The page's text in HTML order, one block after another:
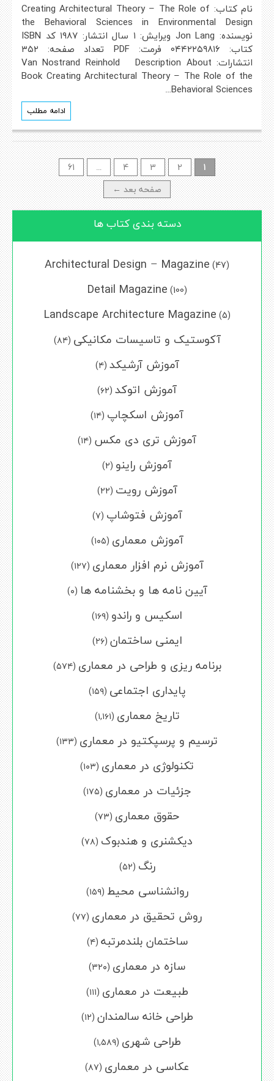
دسته بندی کتاب ها
Architectural Design – Magazine (47)
Detail Magazine (100)
Landscape Architecture Magazine (5)
آکوستیک و تاسیسات مکانیکی (۸۴)
آموزش آرشیکد (۴)
آموزش اتوکد (۶۲)
آموزش اسکچاپ (۱۴)
آموزش تری دی مکس (۱۴)
آموزش راینو (۲)
آموزش رویت (۲۲)
آموزش فتوشاپ (۷)
آموزش معماری (۱۰۵)
آموزش نرم افزار معماری (۱۲۷)
آیین نامه ها و بخشنامه ها (۰)
اسکیس و راندو (۱۶۹)
ایمنی ساختمان (۲۶)
برنامه ریزی و طراحی در معماری (۵۷۴)
پایداری اجتماعی (۱۵۹)
تاریخ معماری (۱,۱۶۱)
ترسیم و پرسپکتیو در معماری (۱۳۳)
تکنولوژی در معماری (۱۰۳)
جزئیات در معماری (۱۷۵)
حقوق معماری (۷۳)
دیکشنری و هندبوک (۷۸)
رنگ (۵۲)
روانشناسی محیط (۱۵۹)
روش تحقیق در معماری (۷۷)
ساختمان بلندمرتبه (۴)
سازه در معماری (۳۲۰)
طبیعت در معماری (۱۱۱)
طراحی خانه سالمندان (۱۲)
طراحی شهری (۱,۵۸۹)
عکاسی در معماری (۸۷)
نام کتاب: Creating Architectural Theory – The Role of
the Behavioral Sciences in Environmental Design
نویسنده: Jon Lang ویرایش: ۱ سال انتشار: ۱۹۸۷ کد ISBN
کتاب: ۰۴۴۲۲۵۹۸۱۶ فرمت: PDF تعداد صفحه: ۳۵۲
انتشارات: Van Nostrand Reinhold Description About
Book Creating Architectural Theory – The Role of the
Behavioral Sciences…
ادامه مطلب
Posts
navigation
1
2
3
4
…
61
صفحه بعد ←